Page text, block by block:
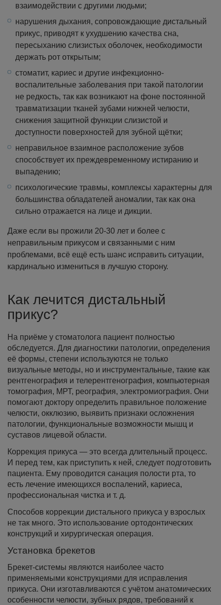
взаимодействии с другими людьми;
нарушения дыхания, сопровождающие дистальный
прикус, приводят к ухудшению качества сна,
пересыханию слизистых оболочек, необходимости
держать рот открытым;
стоматит, кариес и другие инфекционно-
воспалительные заболевания при такой патологии
не редкость, так как возникают на фоне постоянной
травматизации тканей зубами нижней челюсти,
снижения защитной функции слизистой и
доступности поверхностей для зубной щётки;
неправильное взаимное расположение зубов
способствует их преждевременному истиранию и
выпадению;
психологические травмы, комплексы характерны для
большинства обладателей аномалии, так как она
сильно отражается на лице и дикции.
Даже если вы прожили 20-30 лет и более с
неправильным прикусом и связанными с ним
проблемами, всё ещё есть шанс исправить ситуации,
кардинально измениться в лучшую сторону.
Как лечится дистальный
прикус?
На приёме у стоматолога пациент полностью
обследуется. Для диагностики патологии, определения
её формы, степени используются не только
визуальные методы, но и инструментальные, такие как
рентгенография и телерентгенография, компьютерная
томография, МРТ, реография, электромиография. Они
помогают доктору определить правильное положение
челюсти, окклюзию, выявить признаки осложнения
патологии, функциональные возможности мышц и
суставов лицевой области.
Коррекция прикуса — это всегда длительный процесс.
И перед тем, как приступить к ней, следует подготовить
пациента. Ему проводится санация полости рта, то
есть лечение имеющихся воспалений, кариеса,
профессиональная чистка и т. д.
Способов коррекции дистального прикуса у взрослых
не так много. Это использование ортодонтических
конструкций и хирургическая операция.
Установка брекетов
Брекет-системы являются наиболее часто
применяемыми конструкциями для исправления
прикуса. Они изготавливаются с учётом анатомических
особенности челюсти, зубных рядов, требований к